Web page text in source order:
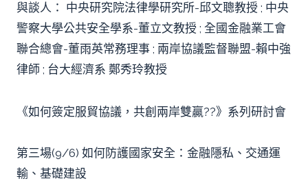
與談人： 中央研究院法律學研究所-邱文聰教授 ; 中央
警察大學公共安全學系-董立文教授 ; 全國金融業工會
聯合總會-董雨英常務理事 ; 兩岸協議監督聯盟-賴中強
律師 ; 台大經濟系 鄭秀玲教授
《如何簽定服貿協議，共創兩岸雙贏??》系列研討會
第三場(9/6) 如何防護國家安全：金融隱私、交通運
輸、基礎建設